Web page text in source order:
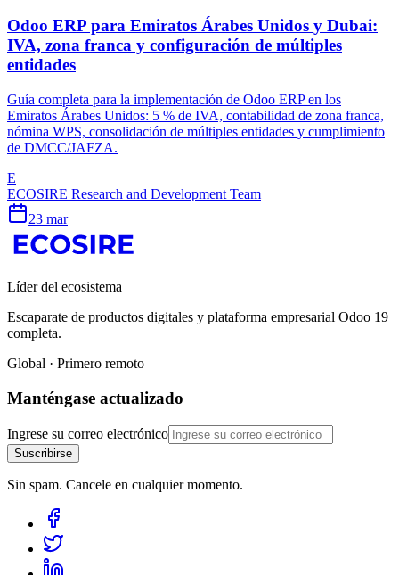
Odoo ERP para Emiratos Árabes Unidos y Dubai:
IVA, zona franca y configuración de múltiples
entidades
Guía completa para la implementación de Odoo ERP en los
Emiratos Árabes Unidos: 5 % de IVA, contabilidad de zona franca,
nómina WPS, consolidación de múltiples entidades y cumplimiento
de DMCC/JAFZA.
E
ECOSIRE Research and Development Team
23 mar
Líder del ecosistema
Escaparate de productos digitales y plataforma empresarial Odoo 19
completa.
Global · Primero remoto
Manténgase actualizado
Ingrese su correo electrónico
Suscribirse
Sin spam. Cancele en cualquier momento.